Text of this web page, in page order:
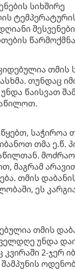
სიხშირე
თმის
თუნდაც
წაისვათ
საჭიროა
თმა ე.წ.
მაგრამ
თმის
ეს
თმის
უნდა
2-ჯერ